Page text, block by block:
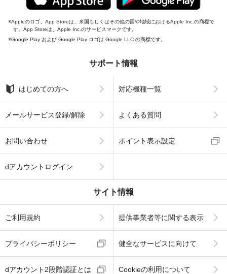
Appleのロゴ、App Storeは、米国もしくはその他の国や地域におけるApple Inc.の商標で
す。App Storeは、Apple Inc.のサービスマークです。
Google Play および Google Play ロゴは Google LLC の商標です。
サポート情報
はじめての方へ 対応機種一覧
メールサービス登録/解除 よくある質問
お問い合わせ ポイント表示設定
dアカウントログイン
サイト情報
ご利用規約 提供事業者等に関する表示
プライバシーポリシー 健全なサービスに向けて
dアカウント2段階認証とは Cookieの利用について